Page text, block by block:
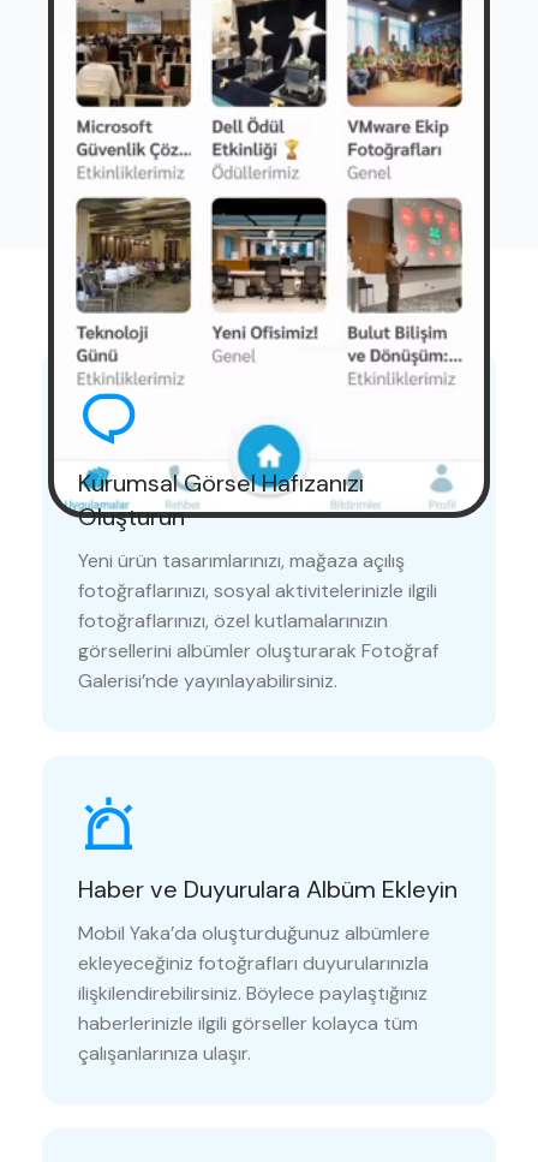
Avantajlar
Kurumsal Görsel Hafızanızı
Oluşturun
Yeni ürün tasarımlarınızı, mağaza açılış
fotoğraflarınızı, sosyal aktivitelerinizle ilgili
fotoğraflarınızı, özel kutlamalarınızın
görsellerini albümler oluşturarak Fotoğraf
Galerisi’nde yayınlayabilirsiniz.
Haber ve Duyurulara Albüm Ekleyin
Mobil Yaka’da oluşturduğunuz albümlere
ekleyeceğiniz fotoğrafları duyurularınızla
ilişkilendirebilirsiniz. Böylece paylaştığınız
haberlerinizle ilgili görseller kolayca tüm
çalışanlarınıza ulaşır.